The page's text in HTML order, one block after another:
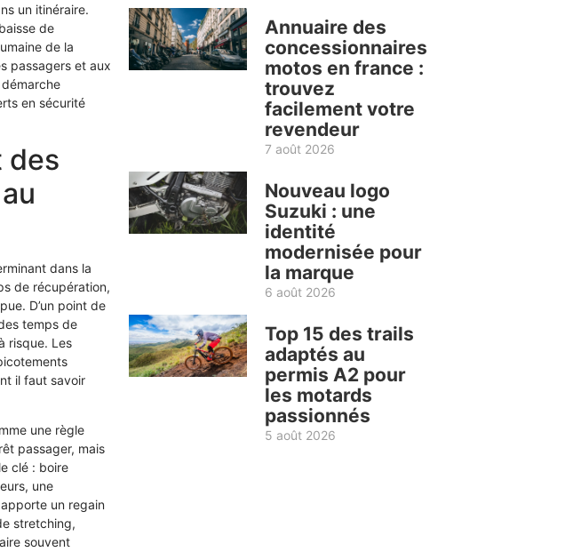
un itinéraire.
de
de la
passagers et aux
en sécurité
des
dans la
de récupération,
D’un point de
temps de
risque. Les
il faut savoir
une règle
passager, mais
clé : boire
une
un regain
stretching,
souvent
Annuaire des
concessionnaires
motos en france :
trouvez
facilement votre
revendeur
7 août 2026
Nouveau logo
Suzuki : une
identité
modernisée pour
la marque
6 août 2026
Top 15 des trails
adaptés au
permis A2 pour
les motards
passionnés
5 août 2026